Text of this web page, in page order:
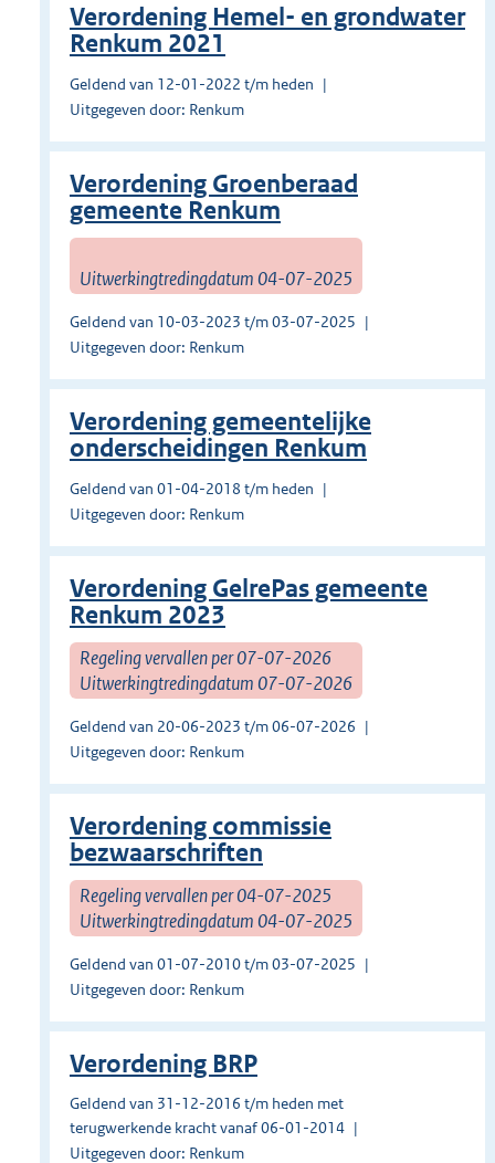
Verordening Hemel- en grondwater
Renkum 2021
Geldend van 12-01-2022 t/m heden
Uitgegeven door: Renkum
Verordening Groenberaad
gemeente Renkum
Uitwerkingtredingdatum 04-07-2025
Geldend van 10-03-2023 t/m 03-07-2025
Uitgegeven door: Renkum
Verordening gemeentelijke
onderscheidingen Renkum
Geldend van 01-04-2018 t/m heden
Uitgegeven door: Renkum
Verordening GelrePas gemeente
Renkum 2023
Regeling vervallen per 07-07-2026
Uitwerkingtredingdatum 07-07-2026
Geldend van 20-06-2023 t/m 06-07-2026
Uitgegeven door: Renkum
Verordening commissie
bezwaarschriften
Regeling vervallen per 04-07-2025
Uitwerkingtredingdatum 04-07-2025
Geldend van 01-07-2010 t/m 03-07-2025
Uitgegeven door: Renkum
Verordening BRP
Geldend van 31-12-2016 t/m heden met
terugwerkende kracht vanaf 06-01-2014
Uitgegeven door: Renkum